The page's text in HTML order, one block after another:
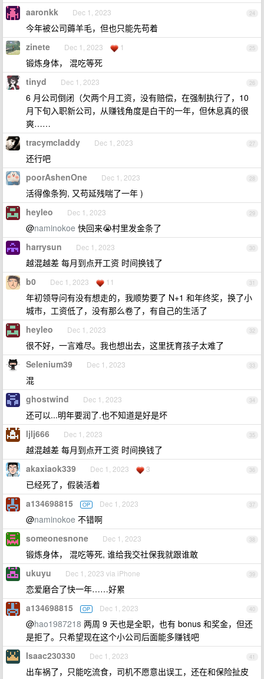
24
aaronkk Dec 1, 2023
今年被公司薅羊毛，但也只能先苟着
25
zinete Dec 1, 2023 1
锻炼身体， 混吃等死
26
tinyd Dec 1, 2023
6 月公司倒闭（欠两个月工资，没有赔偿，在强制执行了，10
月下旬入职新公司，从赚钱角度是白干的一年，但休息真的很
爽……
27
tracymcladdy Dec 1, 2023
还行吧
28
poorAshenOne Dec 1, 2023
活得像条狗, 又苟延残喘了一年 )
29
heyleo Dec 1, 2023
@naminokoe 快回来😭村里发金条了
30
harrysun Dec 1, 2023
越混越差 每月到点开工资 时间换钱了
31
b0 Dec 1, 2023 11
年初领导问有没有想走的，我顺势要了 N+1 和年终奖，换了小
城市，工资低了，没有那么卷了，有自己的生活了
32
heyleo Dec 1, 2023
很不好，一言难尽。我也想出去，这里抚育孩子太难了
33
Selenium39 Dec 1, 2023
混
34
ghostwind Dec 1, 2023
还可以...明年要润了.也不知道是好是坏
35
ljlj666 Dec 1, 2023
越混越差 每月到点开工资 时间换钱了
36
akaxiaok339 Dec 1, 2023 3
已经死了，假装活着
37
a134698815 OP Dec 1, 2023
@naminokoe 不错啊
38
someonesnone Dec 1, 2023
锻炼身体， 混吃等死, 谁给我交社保我就跟谁敢
39
ukuyu Dec 1, 2023 via iPhone
恋爱磨合了快一年……好累
40
a134698815 OP Dec 1, 2023
@hao1987218 两周 9 天也是全职，也有 bonus 和奖金，但还
是拒了。只希望现在这个小公司后面能多赚钱吧
41
Isaac230330 Dec 1, 2023
出车祸了，只能吃流食，司机不愿意出误工，还在和保险扯皮